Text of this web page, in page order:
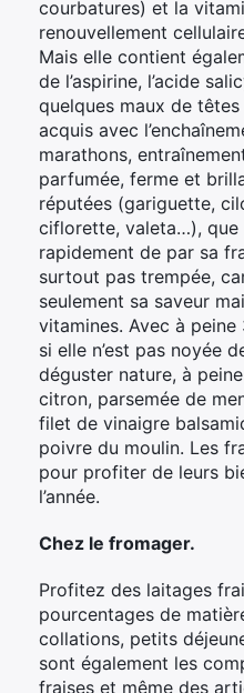
courbatures) et la
renouvellement
Mais elle contient
de l’aspirine, l’acide
quelques maux de
acquis avec
marathons,
parfumée, ferme et
réputées (gariguette,
ciflorette, valeta…), que
rapidement de par sa
surtout pas trempée,
seulement sa saveur
vitamines. Avec à
si elle n’est pas noyée
déguster nature, à
citron, parsemée de
filet de vinaigre
poivre du moulin. Les
pour profiter de leurs
l’année.
Chez le fromager.
Profitez des laitages
pourcentages de
collations, petits
sont également les
fraises et même des